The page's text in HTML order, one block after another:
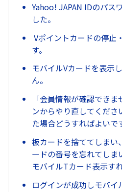
Yahoo! JAPAN IDのパス
した。
Vポイントカードの停止
す。
モバイルVカードを表示
ん。
「会員情報が確認でき
ンからやり直してくだ
た場合どうすればよいで
板カードを捨ててしまい
ードの番号を忘れてしま
モバイルTカード表示す
ログインが成功しモバイ